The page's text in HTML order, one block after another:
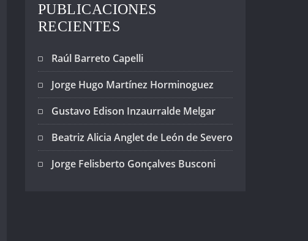
PUBLICACIONES
RECIENTES
Raúl Barreto Capelli
Jorge Hugo Martínez Horminoguez
Gustavo Edison Inzaurralde Melgar
Beatriz Alicia Anglet de León de Severo
Jorge Felisberto Gonçalves Busconi